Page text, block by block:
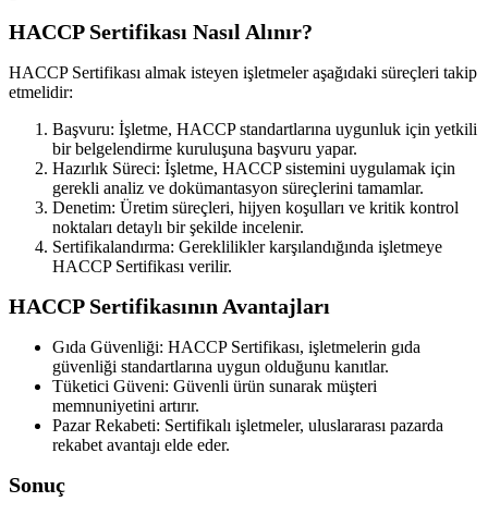
HACCP Sertifikası Nasıl Alınır?
HACCP Sertifikası almak isteyen işletmeler aşağıdaki süreçleri takip
etmelidir:
Başvuru: İşletme, HACCP standartlarına uygunluk için yetkili
bir belgelendirme kuruluşuna başvuru yapar.
Hazırlık Süreci: İşletme, HACCP sistemini uygulamak için
gerekli analiz ve dokümantasyon süreçlerini tamamlar.
Denetim: Üretim süreçleri, hijyen koşulları ve kritik kontrol
noktaları detaylı bir şekilde incelenir.
Sertifikalandırma: Gereklilikler karşılandığında işletmeye
HACCP Sertifikası verilir.
HACCP Sertifikasının Avantajları
Gıda Güvenliği: HACCP Sertifikası, işletmelerin gıda
güvenliği standartlarına uygun olduğunu kanıtlar.
Tüketici Güveni: Güvenli ürün sunarak müşteri
memnuniyetini artırır.
Pazar Rekabeti: Sertifikalı işletmeler, uluslararası pazarda
rekabet avantajı elde eder.
Sonuç